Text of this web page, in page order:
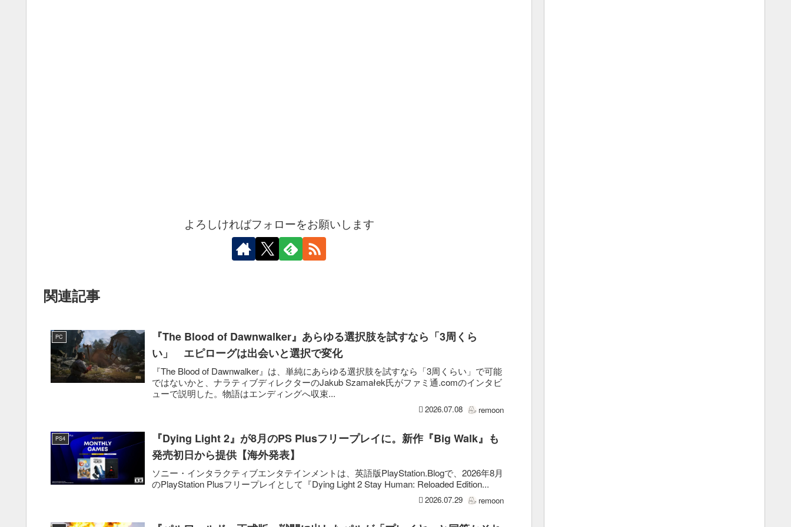
よろしければフォローをお願いします
関連記事
PC
『The Blood of Dawnwalker』あらゆる選択肢を試すなら「3周くら
い」 エピローグは出会いと選択で変化
『The Blood of Dawnwalker』は、単純にあらゆる選択肢を試すなら「3周くらい」で可能
ではないかと、ナラティブディレクターのJakub Szamałek氏がファミ通.comのインタビ
ューで説明した。物語はエンディングへ収束...
2026.07.08 remoon
PS4
『Dying Light 2』が8月のPS Plusフリープレイに。新作『Big Walk』も
発売初日から提供【海外発表】
ソニー・インタラクティブエンタテインメントは、英語版PlayStation.Blogで、2026年8月
のPlayStation Plusフリープレイとして『Dying Light 2 Stay Human: Reloaded Edition...
2026.07.29 remoon